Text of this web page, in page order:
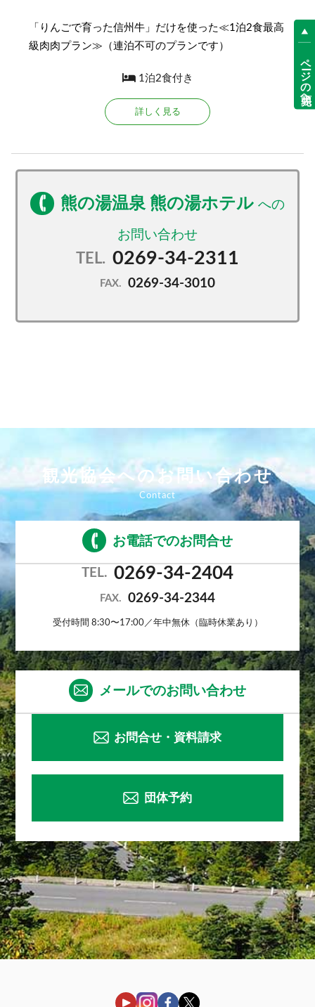
「りんごで育った信州牛」だけを使った≪1泊2食最高
級肉肉プラン≫（連泊不可のプランです）
1泊2食付き
詳しく見る
熊の湯温泉 熊の湯ホテル
TEL. 0269-34-2311
FAX. 0269-34-3010
観光協会へのお問い合わせ
お電話でのお問合せ
TEL. 0269-34-2404
FAX. 0269-34-2344
受付時間 8:30〜17:00／年中無休（臨時休業あり）
メールでのお問い合わせ
お問合せ・資料請求
団体予約
ページの先頭へ